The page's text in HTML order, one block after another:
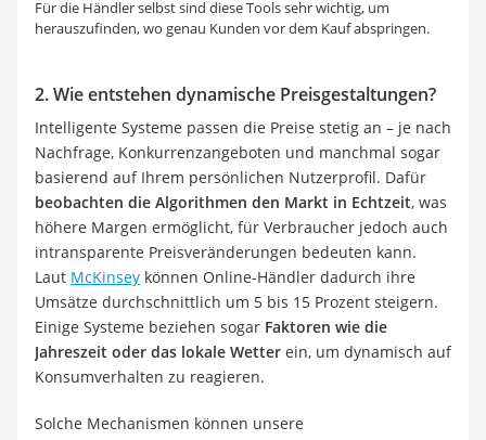
Für die Händler selbst sind diese Tools sehr wichtig, um
herauszufinden, wo genau Kunden vor dem Kauf abspringen.
2. Wie entstehen dynamische Preisgestaltungen?
Intelligente Systeme passen die Preise stetig an – je nach
Nachfrage, Konkurrenzangeboten und manchmal sogar
basierend auf Ihrem persönlichen Nutzerprofil. Dafür
beobachten die Algorithmen den Markt in Echtzeit, was
höhere Margen ermöglicht, für Verbraucher jedoch auch
intransparente Preisveränderungen bedeuten kann.
Laut McKinsey können Online-Händler dadurch ihre
Umsätze durchschnittlich um 5 bis 15 Prozent steigern.
Einige Systeme beziehen sogar Faktoren wie die
Jahreszeit oder das lokale Wetter ein, um dynamisch auf
Konsumverhalten zu reagieren.
Solche Mechanismen können unsere